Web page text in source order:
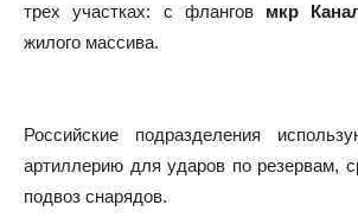
трех участках: с флангов мкр
жилого массива.
Российские подразделения
артиллерию для ударов по резервам,
подвоз снарядов.